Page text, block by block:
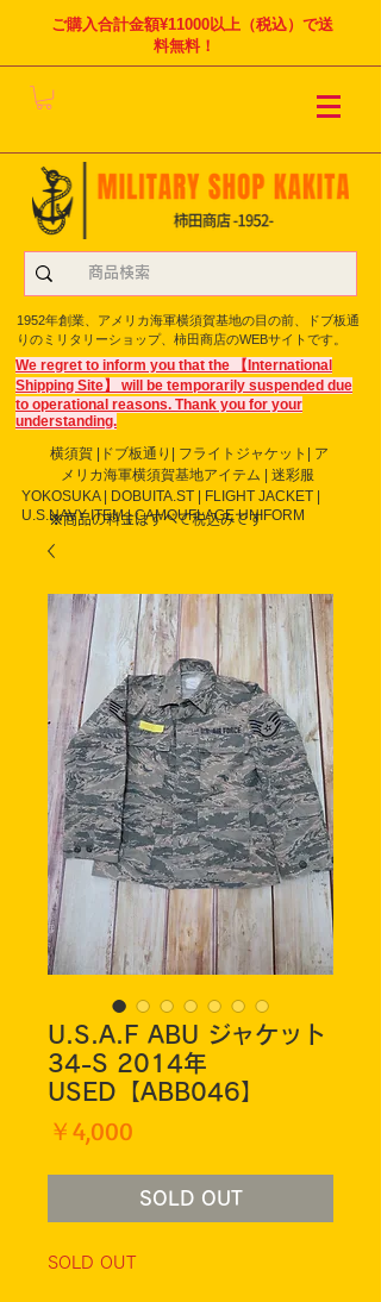
ご購入合計金額¥11000以上（税込）で送
料無料！
1952年創業、アメリカ海軍横須賀基地の目の前、ドブ板通
りのミリタリーショップ、柿田商店のWEBサイトです。
We regret to inform you that the 【International
Shipping Site】 will be temporarily suspended due
to operational reasons. Thank you for your
understanding.
横須賀 |ドブ板通り| フライト ジャケット| ア
メリカ海軍横須賀基地アイテム | 迷彩服
YOKOSUKA | DOBUITA.ST | FLIGHT JACKET |
U.S.NAVY ITEM | CAMOUFLAGE UNIFORM
※商品の料金はすべて税込みです
U.S.A.F ABU ジャケット
34-S 2014年
USED【ABB046】
￥4,000
SOLD OUT
SOLD OUT